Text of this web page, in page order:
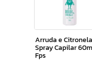
Arruda e Citronela
Spray Capilar
Fps